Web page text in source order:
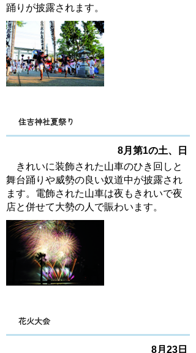
踊りが披露されます。
住吉神社夏祭り
8月第1の土、日
きれいに装飾された山車のひき回しと
舞台踊りや威勢の良い奴道中が披露され
ます。電飾された山車は夜もきれいで夜
店と併せて大勢の人で賑わいます。
花火大会
8月23日